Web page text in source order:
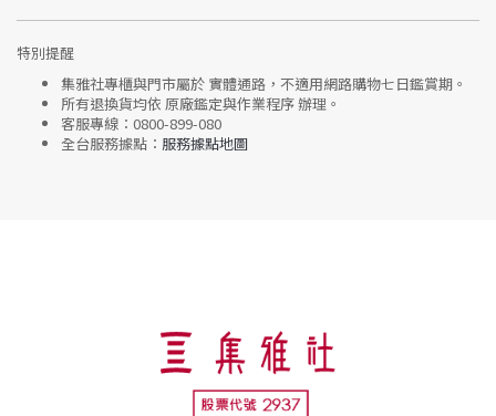
特別提醒
集雅社專櫃與門市屬於 實體通路，不適用網路購物七日鑑賞期 。
所有退換貨均依 原廠鑑定與作業程序辦理。
客服專線： 0800-899-080
全台服務據點： 服務據點地圖